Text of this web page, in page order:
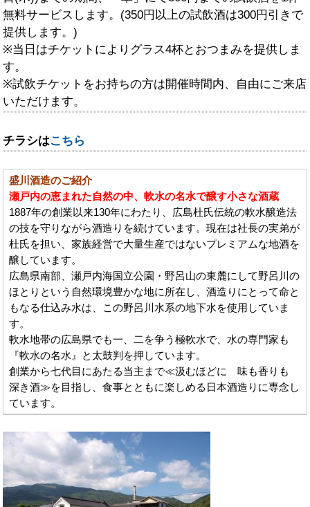
無料サービスします。(350円以上の試飲酒は300円引きで
提供します。)
※当日はチケットによりグラス4杯とおつまみを提供しま
す。
※試飲チケットをお持ちの方は開催時間内、自由にご来店
いただけます。
チラシはこちら
盛川酒造のご紹介
瀬戸内の恵まれた自然の中、軟水の名水で醸す小さな酒蔵
1887年の創業以来130年にわたり、広島杜氏伝統の軟水醸造法
の技を守りながら酒造りを続けています。現在は社長の実弟が
杜氏を担い、家族経営で大量生産ではないプレミアムな地酒を
醸しています。
広島県南部、瀬戸内海国立公園・野呂山の東麓にして野呂川の
ほとりという自然環境豊かな地に所在し、酒造りにとって命と
もなる仕込み水は、この野呂川水系の地下水を使用していま
す。
軟水地帯の広島県でも一、二を争う極軟水で、水の専門家も
『軟水の名水』と太鼓判を押しています。
創業から七代目にあたる当主まで≪汲むほどに 味も香りも
深き酒≫を目指し、食事とともに楽しめる日本酒造りに専念し
ています。